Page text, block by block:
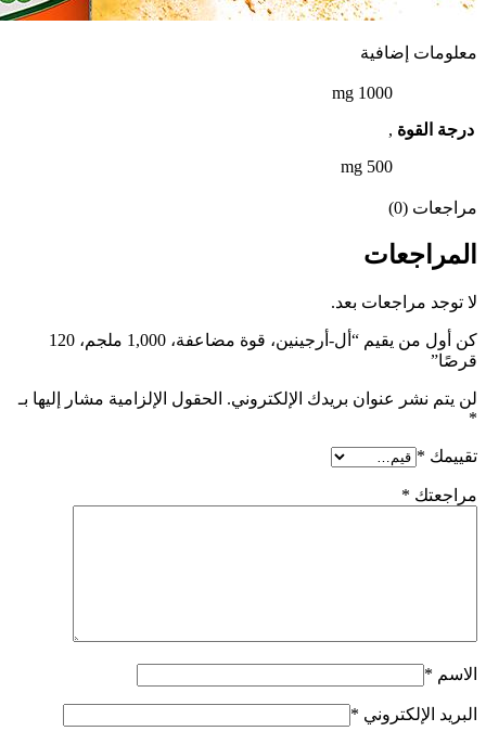
معلومات إضافية
درجة القوة
1000 mg
,
500 mg
مراجعات (0)
المراجعات
لا توجد مراجعات بعد.
كن أول من يقيم “أل-أرجينين، قوة مضاعفة، 1,000 ملجم، 120
قرصًا”
لن يتم نشر عنوان بريدك الإلكتروني. الحقول الإلزامية مشار إليها بـ
*
تقييمك *
مراجعتك *
الاسم *
البريد الإلكتروني *